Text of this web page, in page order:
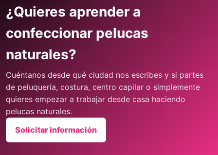
¿Quieres aprender a
confeccionar pelucas
naturales?
Cuéntanos desde qué ciudad nos escribes y si partes
de peluquería, costura, centro capilar o simplemente
quieres empezar a trabajar desde casa haciendo
pelucas naturales.
Solicitar información